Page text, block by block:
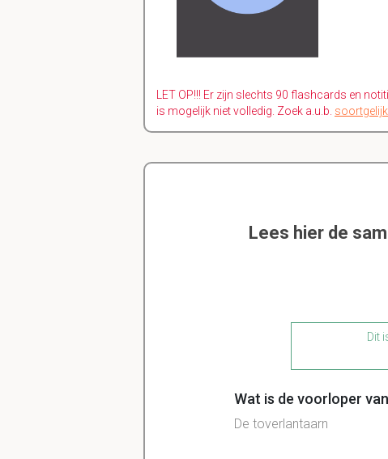
LET OP!!! Er zijn slechts 90 flashcards en
is mogelijk niet volledig. Zoek a.u.b.
Lees hier de
Dit
Wat is de voorloper
De toverlantaarn